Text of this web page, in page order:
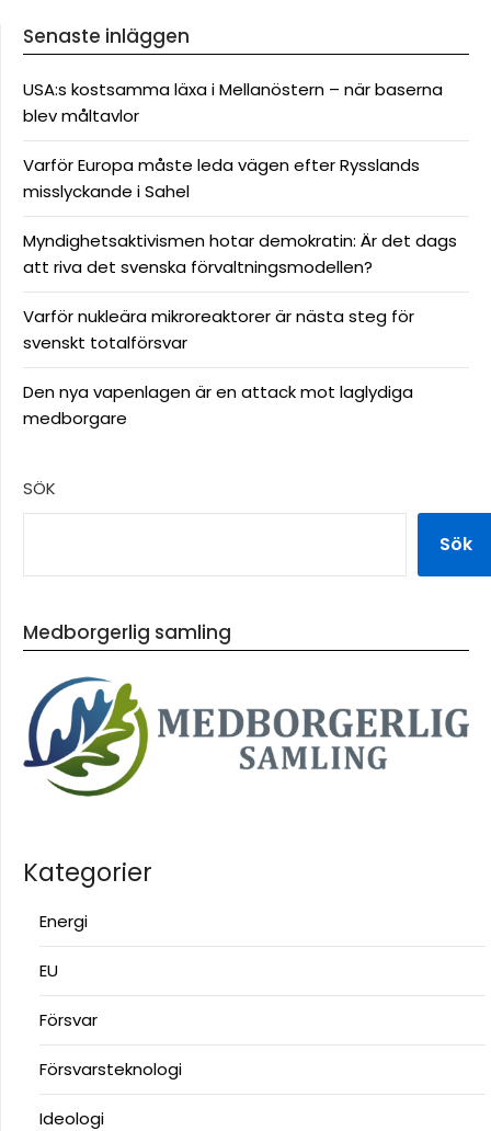
Senaste inläggen
USA:s kostsamma läxa i Mellanöstern – när baserna
blev måltavlor
Varför Europa måste leda vägen efter Rysslands
misslyckande i Sahel
Myndighetsaktivismen hotar demokratin: Är det dags
att riva det svenska förvaltningsmodellen?
Varför nukleära mikroreaktorer är nästa steg för
svenskt totalförsvar
Den nya vapenlagen är en attack mot laglydiga
medborgare
SÖK
Sök
Medborgerlig samling
Kategorier
Energi
EU
Försvar
Försvarsteknologi
Ideologi